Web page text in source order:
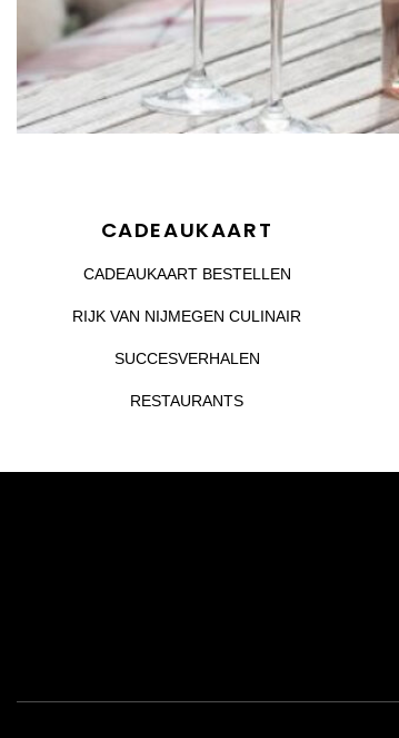
CADEAUKAART
CADEAUKAART BESTELLEN
RIJK VAN NIJMEGEN CULINAIR
SUCCESVERHALEN
RESTAURANTS